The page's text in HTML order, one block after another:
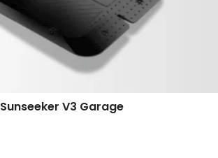
Sunseeker V3 Garage